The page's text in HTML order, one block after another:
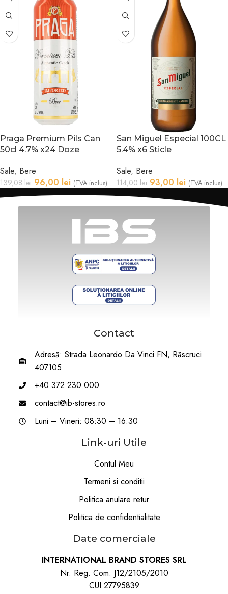
Praga Premium Pils Can
50cl 4.7% x24 Doze
Sale, Bere
139,08lei 96,00 lei (TVA inclus)
San Miguel Especial 100CL
5.4% x6 Sticle
Sale, Bere
114,00lei 93,00 lei (TVA inclus)
Contact
Adresă: Strada Leonardo Da Vinci FN, Răscruci
407105
+40 372 230 000
contact@ib-stores.ro
Luni – Vineri: 08:30 – 16:30
Link-uri Utile
Contul Meu
Termeni si conditii
Politica anulare retur
Politica de confidentialitate
Date comerciale
INTERNATIONAL BRAND STORES SRL
Nr. Reg. Com. J12/2105/2010
CUI 27795839